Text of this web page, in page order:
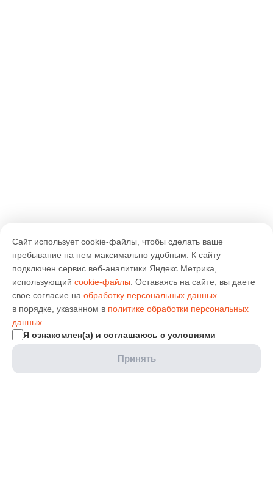
Сайт использует cookie-файлы, чтобы сделать ваше
пребывание на нем максимально удобным. К cайту
подключен сервис веб-аналитики Яндекс.Метрика,
использующий cookie-файлы . Оставаясь на сайте, вы даете
свое согласие на обработку персональных данных
в порядке, указанном в политике обработки персональных
данных
Я ознакомлен(а) и соглашаюсь с условиями
Принять